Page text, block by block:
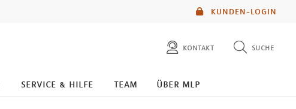
KUNDEN-LOGIN
kontakt suche
diese website durchsuchen
service & hilfe team über mlp